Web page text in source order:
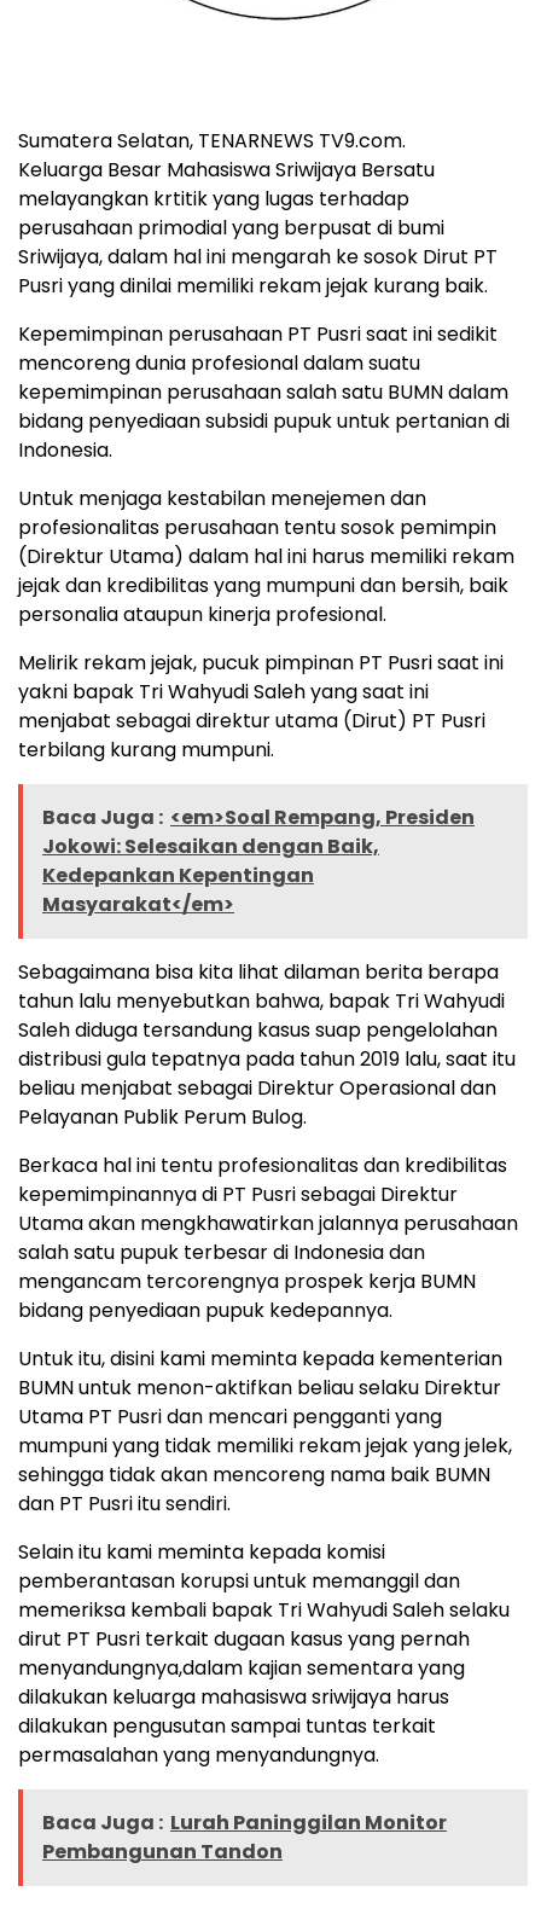
Sumatera Selatan, TENARNEWS TV9.com.
Keluarga Besar Mahasiswa Sriwijaya Bersatu
melayangkan krtitik yang lugas terhadap
perusahaan primodial yang berpusat di bumi
Sriwijaya, dalam hal ini mengarah ke sosok Dirut PT
Pusri yang dinilai memiliki rekam jejak kurang baik.
Kepemimpinan perusahaan PT Pusri saat ini sedikit
mencoreng dunia profesional dalam suatu
kepemimpinan perusahaan salah satu BUMN dalam
bidang penyediaan subsidi pupuk untuk pertanian di
Indonesia.
Untuk menjaga kestabilan menejemen dan
profesionalitas perusahaan tentu sosok pemimpin
(Direktur Utama) dalam hal ini harus memiliki rekam
jejak dan kredibilitas yang mumpuni dan bersih, baik
personalia ataupun kinerja profesional.
Melirik rekam jejak, pucuk pimpinan PT Pusri saat ini
yakni bapak Tri Wahyudi Saleh yang saat ini
menjabat sebagai direktur utama (Dirut) PT Pusri
terbilang kurang mumpuni.
Baca Juga : <em>Soal Rempang, Presiden
Jokowi: Selesaikan dengan Baik,
Kedepankan Kepentingan
Masyarakat</em>
Sebagaimana bisa kita lihat dilaman berita berapa
tahun lalu menyebutkan bahwa, bapak Tri Wahyudi
Saleh diduga tersandung kasus suap pengelolahan
distribusi gula tepatnya pada tahun 2019 lalu, saat itu
beliau menjabat sebagai Direktur Operasional dan
Pelayanan Publik Perum Bulog.
Berkaca hal ini tentu profesionalitas dan kredibilitas
kepemimpinannya di PT Pusri sebagai Direktur
Utama akan mengkhawatirkan jalannya perusahaan
salah satu pupuk terbesar di Indonesia dan
mengancam tercorengnya prospek kerja BUMN
bidang penyediaan pupuk kedepannya.
Untuk itu, disini kami meminta kepada kementerian
BUMN untuk menon-aktifkan beliau selaku Direktur
Utama PT Pusri dan mencari pengganti yang
mumpuni yang tidak memiliki rekam jejak yang jelek,
sehingga tidak akan mencoreng nama baik BUMN
dan PT Pusri itu sendiri.
Selain itu kami meminta kepada komisi
pemberantasan korupsi untuk memanggil dan
memeriksa kembali bapak Tri Wahyudi Saleh selaku
dirut PT Pusri terkait dugaan kasus yang pernah
menyandungnya,dalam kajian sementara yang
dilakukan keluarga mahasiswa sriwijaya harus
dilakukan pengusutan sampai tuntas terkait
permasalahan yang menyandungnya.
Baca Juga : Lurah Paninggilan Monitor
Pembangunan Tandon